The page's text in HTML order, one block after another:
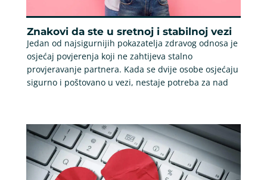
Znakovi da ste u sretnoj i stabilnoj vezi
Jedan od najsigurnijih pokazatelja zdravog odnosa je
osjećaj povjerenja koji ne zahtijeva stalno
provjeravanje partnera. Kada se dvije osobe osjećaju
sigurno i poštovano u vezi, nestaje potreba za nad